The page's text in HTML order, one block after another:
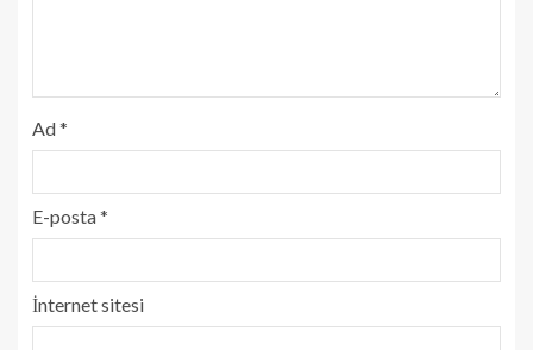
Ad*
E-posta*
İnternet sitesi